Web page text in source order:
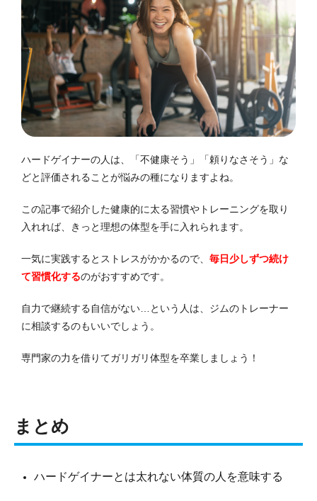
ハードゲイナーの人は、「不健康そう」「頼りなさそう」な
どと評価されることが悩みの種になりますよね。
この記事で紹介した健康的に太る習慣やトレーニングを取り
入れれば、きっと理想の体型を手に入れられます。
一気に実践するとストレスがかかるので、 毎日少しずつ続け
て習慣化するのがおすすめです。
自力で継続する自信がない…という人は、ジムのトレーナー
に相談するのもいいでしょう。
専門家の力を借りてガリガリ体型を卒業しましょう！
まとめ
ハードゲイナーとは太れない体質の人を意味する